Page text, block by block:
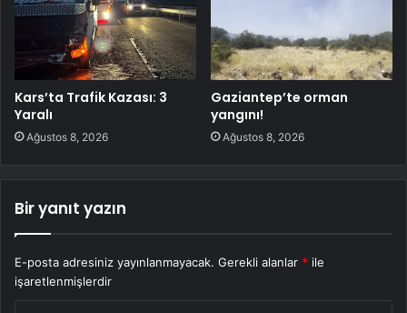
Kars’ta Trafik Kazası: 3
Yaralı
Ağustos 8, 2026
Gaziantep’te orman
yangını!
Ağustos 8, 2026
Bir yanıt yazın
E-posta adresiniz yayınlanmayacak. Gerekli alanlar * ile
işaretlenmişlerdir